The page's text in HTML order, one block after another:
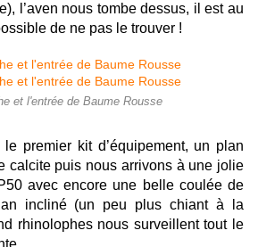
l’aven nous tombe dessus, il est au
de ne pas le trouver !
et l'entrée de Baume Rousse
premier kit d’équipement, un plan
calcite puis nous arrivons à une jolie
avec encore une belle coulée de
incliné (un peu plus chiant à la
rhinolophes nous surveillent tout le